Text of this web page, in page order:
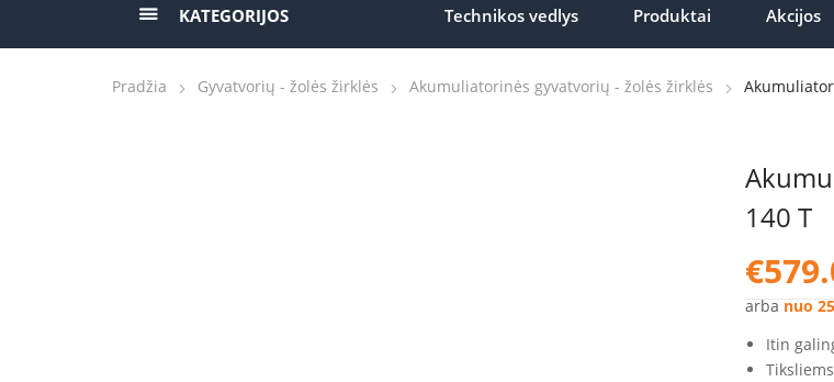
KATEGORIJOS Technikos vedlys Produktai Akcijos
Pradžia Gyvatvorių - žolės žirklės Akumuliatorinės gyvatvorių - žolės žirklės
140 T
€
arba nuo
Itin